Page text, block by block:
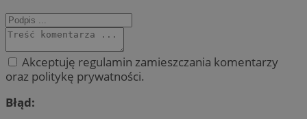
Akceptuję regulamin zamieszczania komentarzy
oraz politykę prywatności.
Błąd: